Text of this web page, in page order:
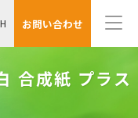
お問い合わせ
合成紙 プラス